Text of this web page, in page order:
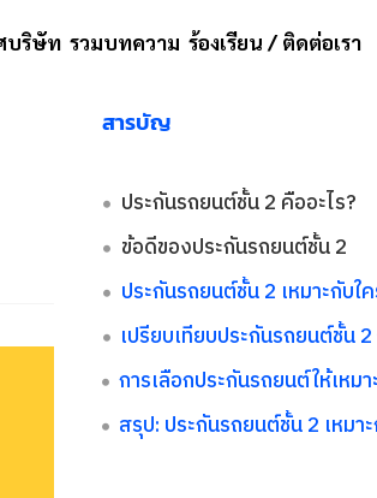
บริษัท รวมบทความ ร้องเรียน / ติดต่อเรา
สารบัญ
ประกันรถยนต์ชั้น 2 คืออะไร?
ข้อดีของประกันรถยนต์ชั้น 2
ประกันรถยนต์ชั้น 2 เหมาะกับใ